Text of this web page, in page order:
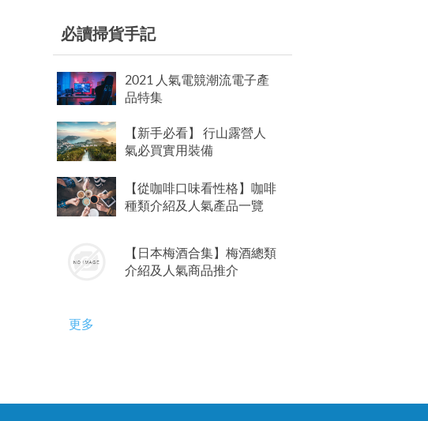
必讀掃貨手記
2021 人氣電競潮流電子產
品特集
【新手必看】 行山露營人
氣必買實用裝備
【從咖啡口味看性格】咖啡
種類介紹及人氣產品一覽
【日本梅酒合集】梅酒總類
介紹及人氣商品推介
更多